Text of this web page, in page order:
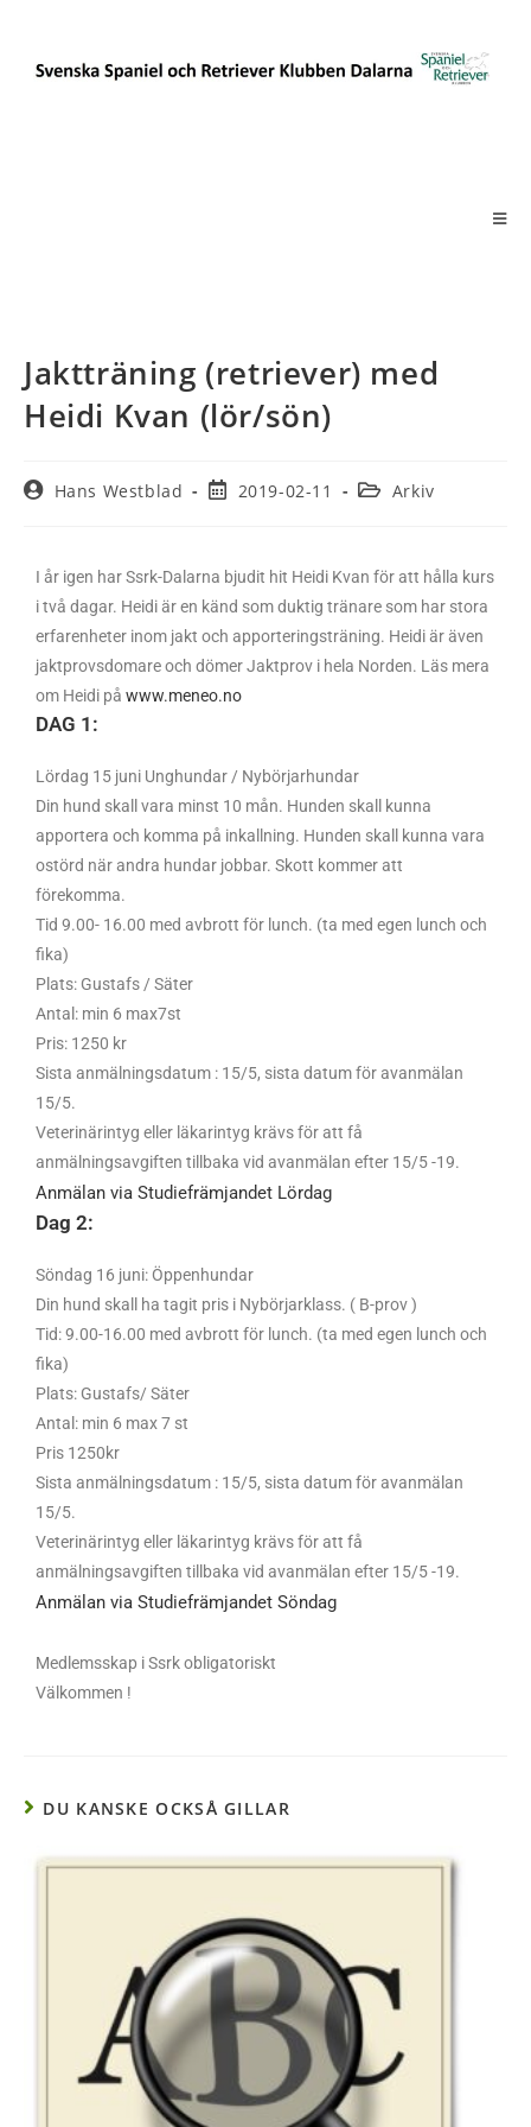
Jaktträning (retriever) med
Heidi Kvan (lör/sön)
Hans Westblad 2019-02-11 Arkiv
I år igen har Ssrk-Dalarna bjudit hit Heidi Kvan för att hålla kurs
i två dagar. Heidi är en känd som duktig tränare som har stora
erfarenheter inom jakt och apporteringsträning. Heidi är även
jaktprovsdomare och dömer Jaktprov i hela Norden. Läs mera
om Heidi på www.meneo.no
DAG 1:
Lördag 15 juni Unghundar / Nybörjarhundar
Din hund skall vara minst 10 mån. Hunden skall kunna
apportera och komma på inkallning. Hunden skall kunna vara
ostörd när andra hundar jobbar. Skott kommer att
förekomma.
Tid 9.00- 16.00 med avbrott för lunch. (ta med egen lunch och
fika)
Plats: Gustafs / Säter
Antal: min 6 max7st
Pris: 1250 kr
Sista anmälningsdatum : 15/5, sista datum för avanmälan
15/5.
Veterinärintyg eller läkarintyg krävs för att få
anmälningsavgiften tillbaka vid avanmälan efter 15/5 -19.
Anmälan via Studiefrämjandet Lördag
Dag 2:
Söndag 16 juni: Öppenhundar
Din hund skall ha tagit pris i Nybörjarklass. ( B-prov )
Tid: 9.00-16.00 med avbrott för lunch. (ta med egen lunch och
fika)
Plats: Gustafs/ Säter
Antal: min 6 max 7 st
Pris 1250kr
Sista anmälningsdatum : 15/5, sista datum för avanmälan
15/5.
Veterinärintyg eller läkarintyg krävs för att få
anmälningsavgiften tillbaka vid avanmälan efter 15/5 -19.
Anmälan via Studiefrämjandet Söndag
Medlemsskap i Ssrk obligatoriskt
Välkommen !
DU KANSKE OCKSÅ GILLAR